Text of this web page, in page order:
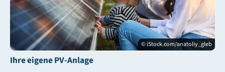
© iStock.com/anatoliy_gleb
Ihre eigene PV-Anlage